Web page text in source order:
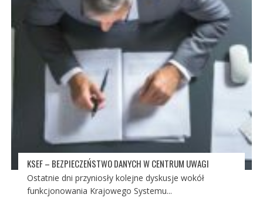
KSEF – BEZPIECZEŃSTWO DANYCH W CENTRUM UWAGI
Ostatnie dni przyniosły kolejne dyskusje wokół
funkcjonowania Krajowego Systemu...